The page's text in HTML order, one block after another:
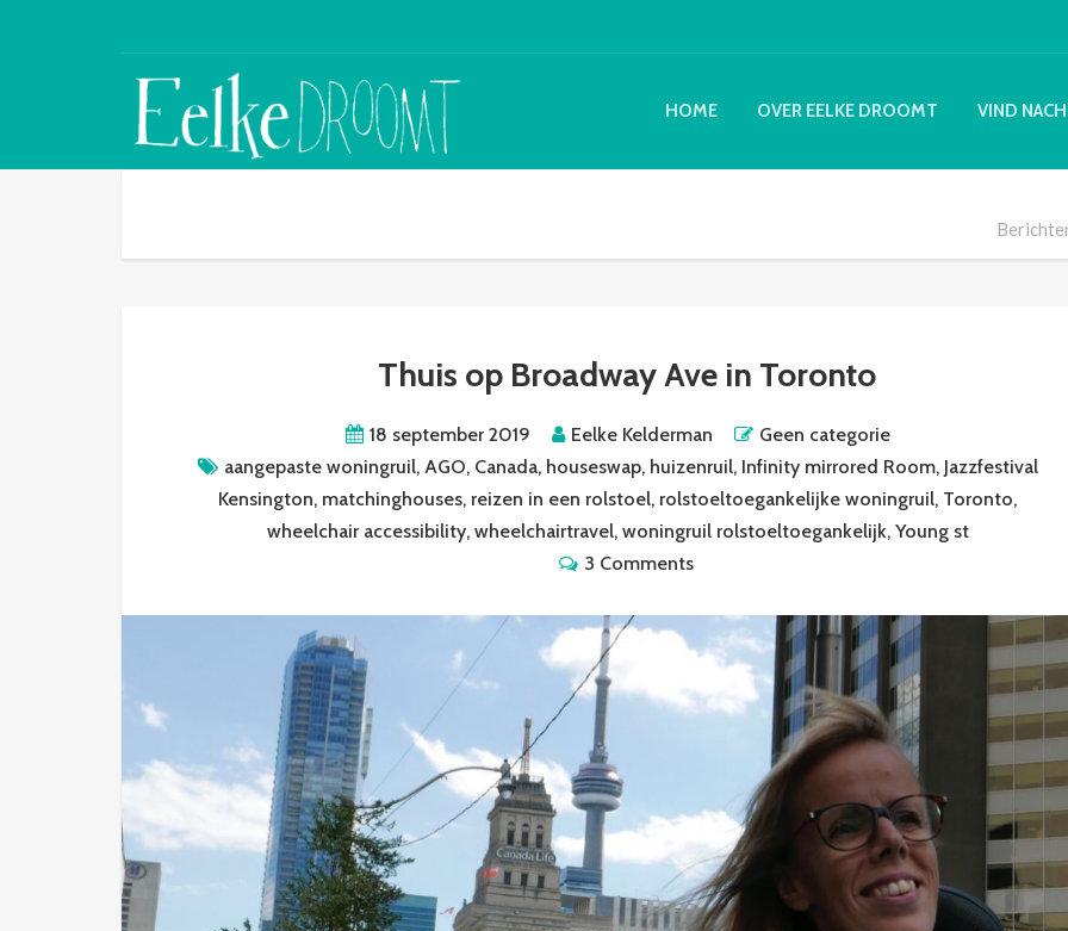
HOME OVER EELKE DROOMT VIND
Thuis op Broadway Ave in Toronto
18 september 2019 Eelke Kelderman
Geen categorie
aangepaste woningruil, AGO, Canada, houseswap, huizenruil, Infinity mirrored Room, Jazzfestival
Kensington, matchinghouses, reizen in een rolstoel, rolstoeltoegankelijke woningruil, Toronto,
wheelchair accessibility, wheelchairtravel, woningruil rolstoeltoegankelijk, Young st
3 Comments